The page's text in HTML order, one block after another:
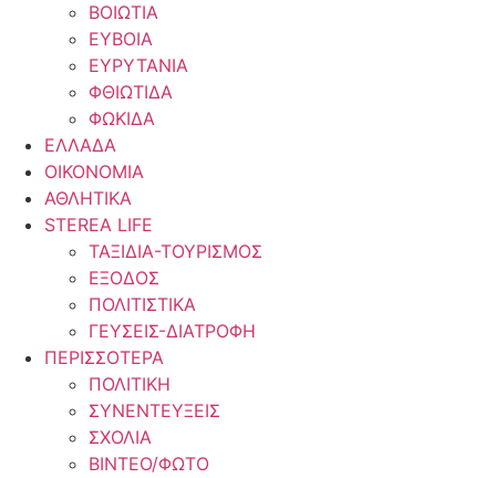
ΒΟΙΩΤΙΑ
ΕΥΒΟΙΑ
ΕΥΡΥΤΑΝΙΑ
ΦΘΙΩΤΙΔΑ
ΦΩΚΙΔΑ
ΕΛΛΑΔΑ
ΟΙΚΟΝΟΜΙΑ
ΑΘΛΗΤΙΚΑ
STEREA LIFE
ΤΑΞΙΔΙΑ-ΤΟΥΡΙΣΜΟΣ
ΕΞΟΔΟΣ
ΠΟΛΙΤΙΣΤΙΚΑ
ΓΕΥΣΕΙΣ-ΔΙΑΤΡΟΦΗ
ΠΕΡΙΣΣΟΤΕΡΑ
ΠΟΛΙΤΙΚΗ
ΣΥΝΕΝΤΕΥΞΕΙΣ
ΣΧΟΛΙΑ
ΒΙΝΤΕΟ/ΦΩΤΟ